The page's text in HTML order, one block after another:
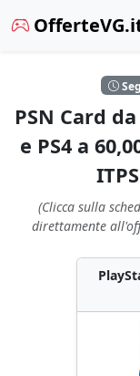
PSN Card
e PS4 a
(Clicca sulla
direttamente